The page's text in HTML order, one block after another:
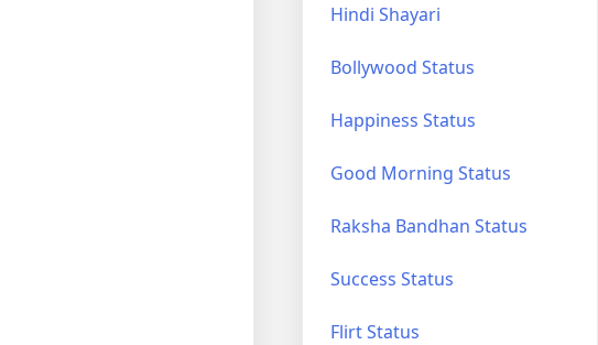
Hindi Shayari
Bollywood Status
Happiness Status
Good Morning Status
Raksha Bandhan Status
Success Status
Flirt Status